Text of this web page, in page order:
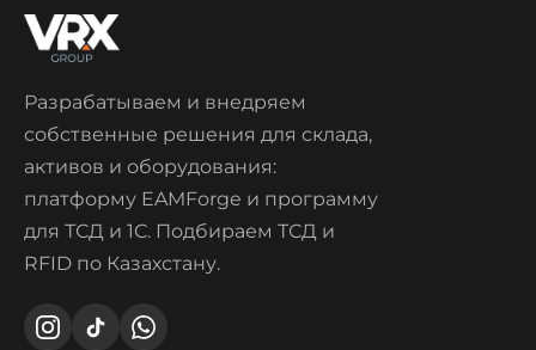
Разрабатываем и внедряем
собственные решения для склада,
активов и оборудования:
платформу EAMForge и программу
для ТСД и 1С. Подбираем ТСД и
RFID по Казахстану.